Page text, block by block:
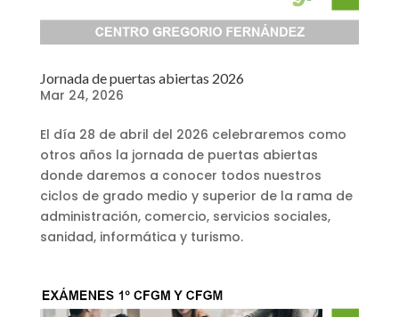
Jornada de puertas abiertas 2026
Mar 24, 2026
El día 28 de abril del 2026 celebraremos como
otros años la jornada de puertas abiertas
donde daremos a conocer todos nuestros
ciclos de grado medio y superior de la rama de
administración, comercio, servicios sociales,
sanidad, informática y turismo.